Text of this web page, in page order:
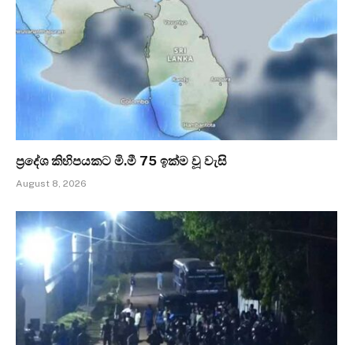
ප්‍රදේශ කිහිපයකට මි.මී 75 ඉක්ම වූ වැසි
August 8, 2026